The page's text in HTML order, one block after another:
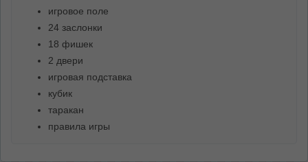
игровое поле
24 заслонки
18 фишек
2 двери
игровая подставка
кубик
таракан
правила игры